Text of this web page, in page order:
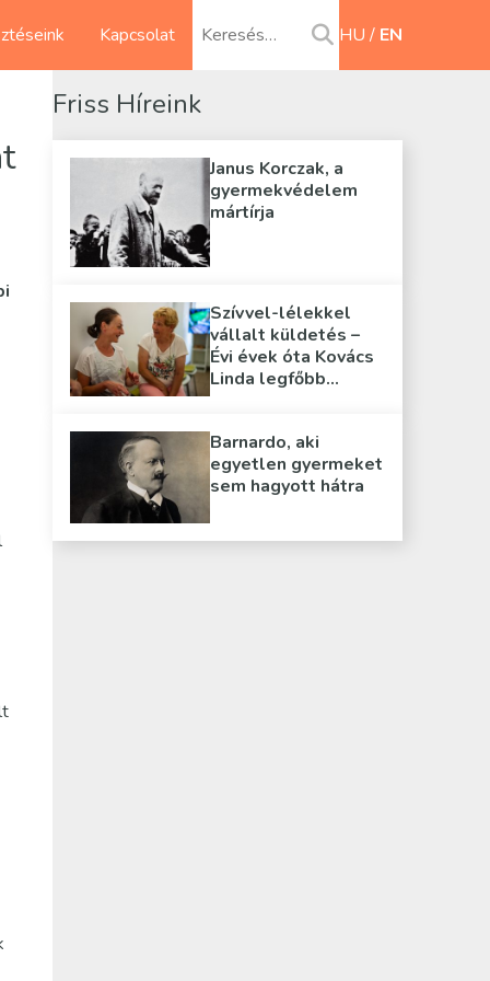
Kapcsolat HU EN
Friss Híreink
Janus Korczak, a
gyermekvédelem
mártírja
Szívvel-lélekkel
vállalt küldetés –
Évi évek óta Kovács
Linda legfőbb
Barnardo, aki
egyetlen gyermeket
sem hagyott hátra